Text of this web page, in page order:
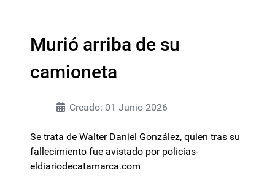
Murió arriba de su
camioneta
Creado: 01 Junio 2026
Se trata de Walter Daniel González, quien tras su
fallecimiento fue avistado por policías-
eldiariodecatamarca.com